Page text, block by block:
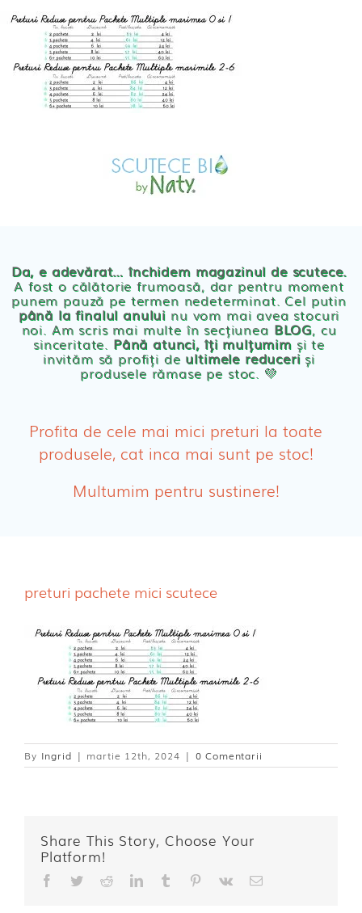
to
content
PRODUSE BEBE
Servetele umede ecologice
Cosmetice BEBE
Olita Bio Naty
PRODUSE FEMEI
Absorbante Post-Natale
Absorbante Incontinenta Urinara
Dischete alaptare
Da, e adevărat… închidem magazinul de scutece.
A fost o călătorie frumoasă, dar pentru moment
punem pauză pe termen nedeterminat. Cel putin
până la finalul anului nu vom mai avea stocuri
noi. Am scris mai multe în secțiunea BLOG, cu
sinceritate. Până atunci, îți mulțumimși te
invităm să profiți de ultimele reduceriși
produsele rămase pe stoc. 💛
Profita de cele mai mici preturi la toate
produsele, cat inca mai sunt pe stoc!
Multumim pentru sustinere!
preturi pachete mici scutece
By Ingrid | martie 12th, 2024 | 0 Comentarii
Share This Story, Choose Your
Platform!
Facebook
TwitterRedditLinkedIn
TumblrPinterest
Vk
E-